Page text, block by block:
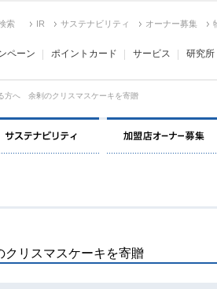
索 IR サステナビリティ オーナー募集
ペーン ポイントカード サービス 研究所
方へ 余剰のクリスマスケーキを寄贈
リスマスケーキを寄贈